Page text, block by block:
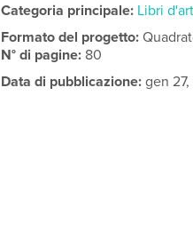
Categoria principale: Libri
Formato del progetto:
N° di pagine: 80
Data di pubblicazione: gen